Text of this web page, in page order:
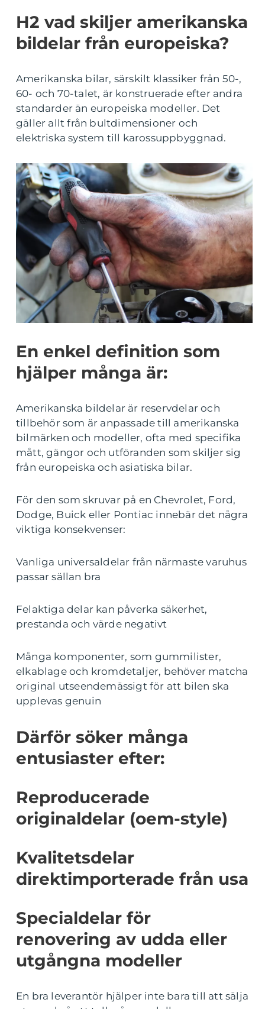
H2 vad skiljer amerikanska
bildelar från europeiska?
Amerikanska bilar, särskilt klassiker från 50-,
60- och 70-talet, är konstruerade efter andra
standarder än europeiska modeller. Det
gäller allt från bultdimensioner och
elektriska system till karossuppbyggnad.
En enkel definition som
hjälper många är:
Amerikanska bildelar är reservdelar och
tillbehör som är anpassade till amerikanska
bilmärken och modeller, ofta med specifika
mått, gängor och utföranden som skiljer sig
från europeiska och asiatiska bilar.
För den som skruvar på en Chevrolet, Ford,
Dodge, Buick eller Pontiac innebär det några
viktiga konsekvenser:
Vanliga universaldelar från närmaste varuhus
passar sällan bra
Felaktiga delar kan påverka säkerhet,
prestanda och värde negativt
Många komponenter, som gummilister,
elkablage och kromdetaljer, behöver matcha
original utseendemässigt för att bilen ska
upplevas genuin
Därför söker många
entusiaster efter:
Reproducerade
originaldelar (oem-style)
Kvalitetsdelar
direktimporterade från usa
Specialdelar för
renovering av udda eller
utgångna modeller
En bra leverantör hjälper inte bara till att sälja